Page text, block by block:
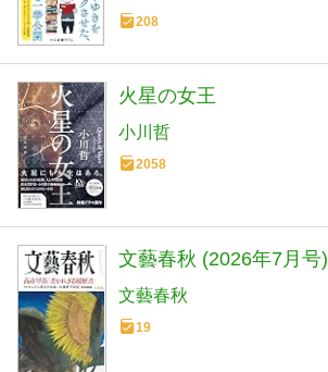
208
火星の女王
小川哲
2058
文藝春秋 (2026年7月号)
文藝春秋
19